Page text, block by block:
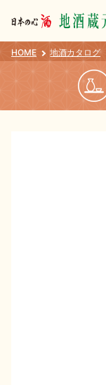
会員登
HOME 地酒カタログ